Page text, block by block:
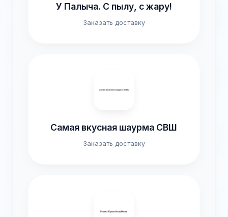
У Палыча. С пылу, с жару!
Заказать доставку
Самая вкусная шаурма СВШ
Заказать доставку